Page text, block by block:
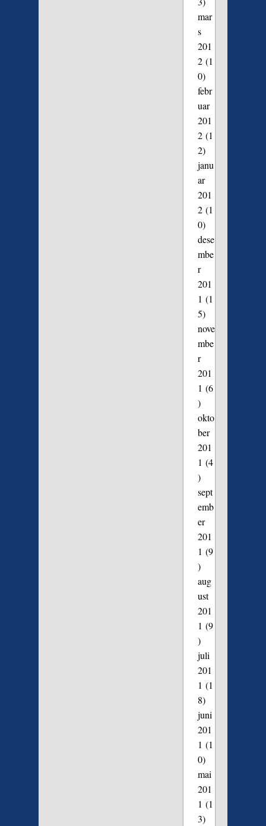
mar
s
201
2(1
0)
febr
uar
201
2(1
2)
janu
ar
201
2(1
0)
dese
mbe
r
201
1 (1
5)
nove
mbe
r
201
1 (6
)
okto
ber
201
1 (4
)
sept
emb
er
201
1 (9
)
aug
ust
201
1 (9
)
juli
201
1 (1
8)
juni
201
1 (1
0)
mai
201
1 (1
3)